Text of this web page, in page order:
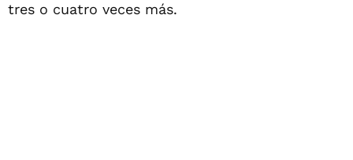
tres o cuatro veces más.